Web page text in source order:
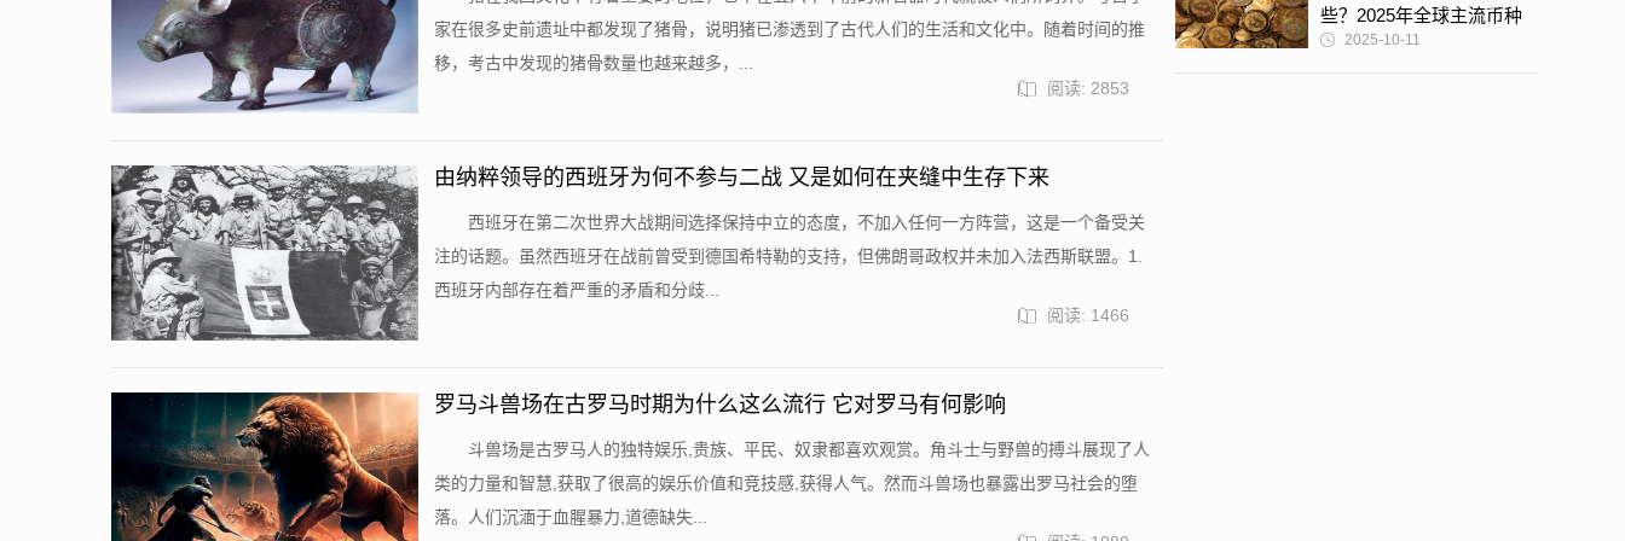
家在很多史前遗址中都发现了猪骨，说明猪已渗透到了古代人们的生活和文化中。随着时间的推
移，考古中发现的猪骨数量也越来越多，...
阅读: 2853
由纳粹领导的西班牙为何不参与二战 又是如何在夹缝中生存下来
西班牙在第二次世界大战期间选择保持中立的态度，不加入任何一方阵营，这是一个备受关
注的话题。虽然西班牙在战前曾受到德国希特勒的支持，但佛朗哥政权并未加入法西斯联盟。1.
西班牙内部存在着严重的矛盾和分歧...
阅读: 1466
罗马斗兽场在古罗马时期为什么这么流行 它对罗马有何影响
斗兽场是古罗马人的独特娱乐,贵族、平民、奴隶都喜欢观赏。角斗士与野兽的搏斗展现了人
类的力量和智慧,获取了很高的娱乐价值和竞技感,获得人气。然而斗兽场也暴露出罗马社会的堕
落。人们沉湎于血腥暴力,道德缺失...
些？2025年全球主流币种
深度解析
2025-10-11